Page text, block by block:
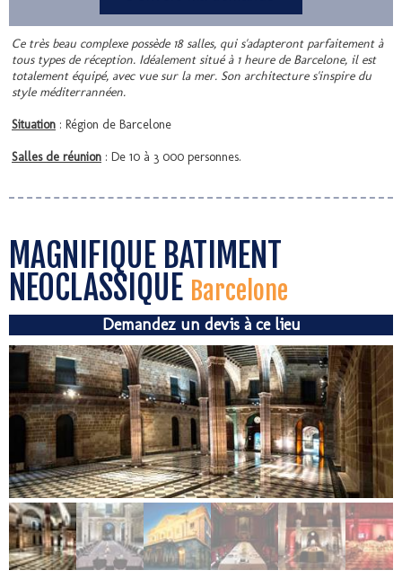
Ce très beau complexe possède 18 salles, qui s'adapteront parfaitement à
tous types de réception. Idéalement situé à 1 heure de Barcelone, il est
totalement équipé, avec vue sur la mer. Son architecture s'inspire du
style méditerrannéen.
Situation : Région de Barcelone
Salles de réunion : De 10 à 3 000 personnes.
MAGNIFIQUE BATIMENT
NEOCLASSIQUE Barcelone
Demandez un devis à ce lieu